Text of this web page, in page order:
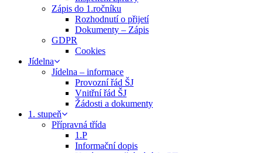
Zápis do 1.ročníku
Rozhodnutí o přijetí
Dokumenty – Zápis
GDPR
Cookies
Jídelna
Jídelna – informace
Provozní řád ŠJ
Vnitřní řád ŠJ
Žádosti a dokumenty
1. stupeň
Přípravná třída
1.P
Informační dopis